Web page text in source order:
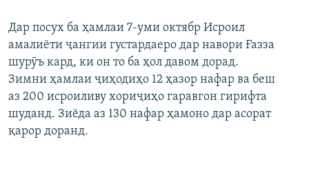
Дар посух ба ҳамлаи 7-уми октябр Исроил
амалиёти ҷангии густардаеро дар навори Ғазза
шурӯъ кард, ки он то ба ҳол давом дорад.
Зимни ҳамлаи ҷиҳодиҳо 12 ҳазор нафар ва беш
аз 200 исроиливу хориҷиҳо гаравгон гирифта
шуданд. Зиёда аз 130 нафар ҳамоно дар асорат
қарор доранд.